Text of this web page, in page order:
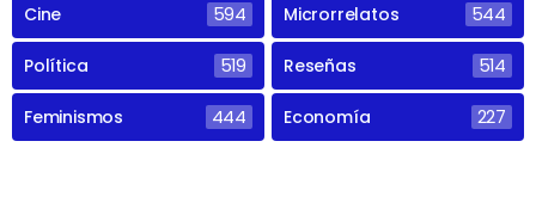
Cine 594 Microrrelatos 544
Política 519 Reseñas 514
Feminismos 444 Economía 227